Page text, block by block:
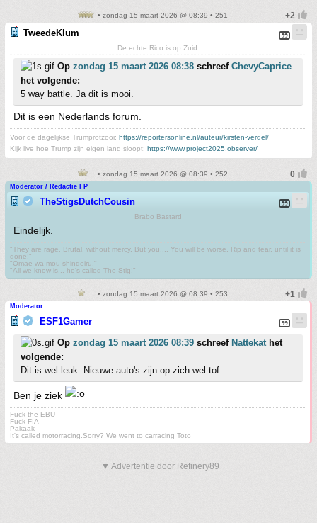
• zondag 15 maart 2026 @ 08:39 • 251
TweedeKlum
De echte Rico is op Zuid.
Op zondag 15 maart 2026 08:38 schreef ChevyCaprice
het volgende:
5 way battle. Ja dit is mooi.
Dit is een Nederlands forum.
Voor de dagelijkse Trumprotzooi: https://reportersonline.nl/auteur/kirsten-verdel/
Kijk live hoe Trump zijn eigen land sloopt: https://www.project2025.observer/
• zondag 15 maart 2026 @ 08:39 • 252
Moderator / Redactie FP
TheStigsDutchCousin
Brabo Bastard
Eindelijk.
"They are rage. Brutal, without mercy. But you.... You will be worse. Rip and tear, until it is
done!"
"Omae wa mou shindeiru."
"All we know is... he's called The Stig!"
• zondag 15 maart 2026 @ 08:39 • 253
Moderator
ESF1Gamer
Op zondag 15 maart 2026 08:39 schreef Nattekathet
volgende:
Dit is wel leuk. Nieuwe auto's zijn op zich wel tof.
Ben je ziek
Fuck the EBU
Fuck FIA
Pakaak
It's called motorracing.Sorry? We went to carracing Toto
▼ Advertentie door Refinery89